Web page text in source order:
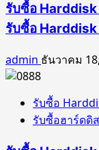
รับซื้อ Harddisk
รับซื้อ Harddisk
admin ธันวาคม
รับซื้อ
รับซื้อฮาร์ดดิ